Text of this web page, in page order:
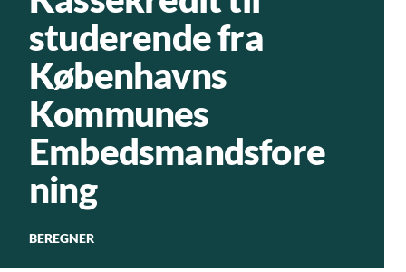
BEREGNER
studerende fra
Københavns
Kommunes
Embedsmandsfore
ning